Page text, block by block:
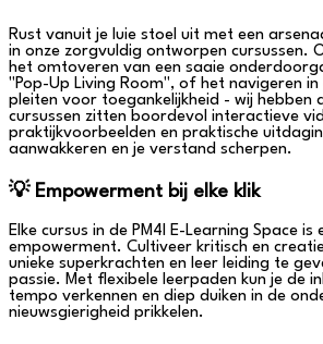
Rust vanuit je luie stoel uit met een
in onze zorgvuldig ontworpen cursussen.
het omtoveren van een saaie
"Pop-Up Living Room", of het navigeren
pleiten voor toegankelijkheid - wij hebben
cursussen zitten boordevol interactieve
praktijkvoorbeelden en praktische
aanwakkeren en je verstand scherpen.
💡 Empowerment bij elke klik
Elke cursus in de PM4I E-Learning Space is
empowerment. Cultiveer kritisch en
unieke superkrachten en leer leiding te
passie. Met flexibele leerpaden kun je de
tempo verkennen en diep duiken in de
nieuwsgierigheid prikkelen.